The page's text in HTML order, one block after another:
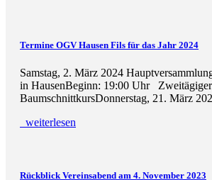
Termine OGV Hausen Fils für das Jahr 2024
Samstag, 2. März 2024
in HausenBeginn: 19:00 Uhr Zweitägiger
BaumschnittkursDonnerstag, 21. März
weiterlesen
Rückblick Vereinsabend am 4. November 2023